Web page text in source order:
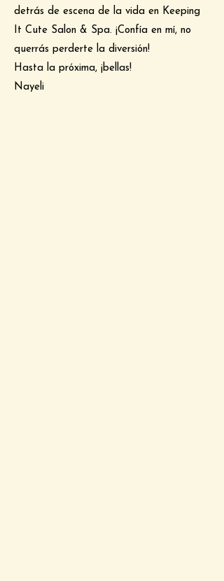
detrás de escena de la vida en Keeping
It Cute Salon & Spa. ¡Confía en mí, no
querrás perderte la diversión!
Hasta la próxima, ¡bellas!
Nayeli